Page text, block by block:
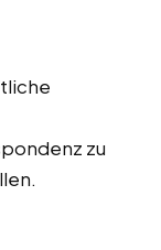
zu